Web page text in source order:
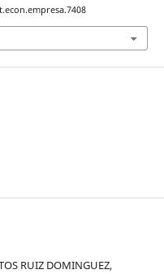
RUIZ DOMINGUEZ,